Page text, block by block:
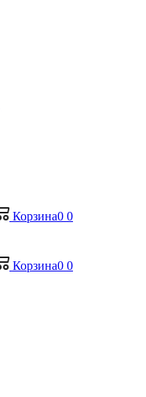
Корзина0 0
Корзина0 0